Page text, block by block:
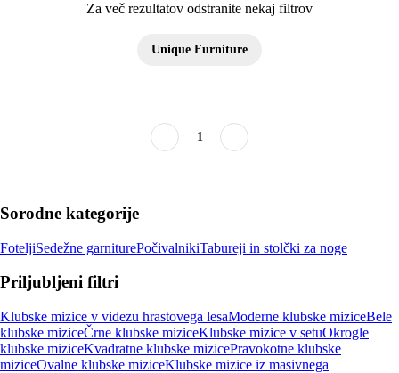
Za več rezultatov odstranite nekaj filtrov
Unique Furniture
1
Sorodne kategorije
FoteljiSedežne garniturePočivalnikiTabureji in stolčki za noge
Priljubljeni filtri
Klubske mizice v videzu hrastovega lesaModerne klubske miziceBele
klubske miziceČrne klubske miziceKlubske mizice v setuOkrogle
klubske miziceKvadratne klubske mizicePravokotne klubske
miziceOvalne klubske miziceKlubske mizice iz masivnega